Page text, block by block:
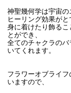
神聖幾何学は宇宙の
ヒーリング効果がと
身に着けたり飾る
とができ、
全てのチャクラの
いてくれます。
フラワーオブライ
いますので、